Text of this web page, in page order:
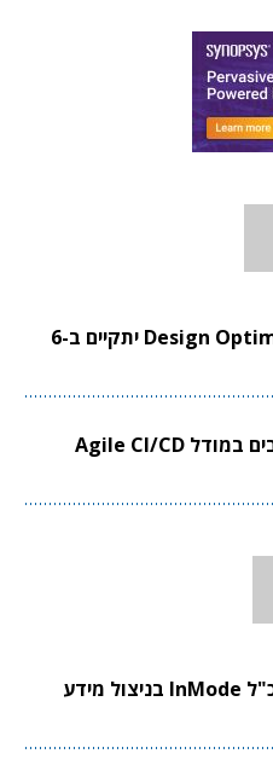
וובינר סינופסיס ל-Design Optimization יתקיים ב-6
וובינר סינופסיס לתכנון שבבים במודל Agile CI/CD
קרן Steel מאשימה את מנכ"ל InMode בניצול מידע